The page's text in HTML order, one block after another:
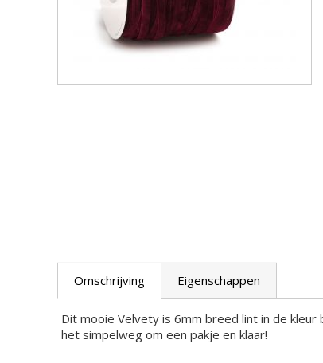
Omschrijving Eigenschappen
Dit mooie Velvety is 6mm breed lint in de
het simpelweg om een pakje en klaar!